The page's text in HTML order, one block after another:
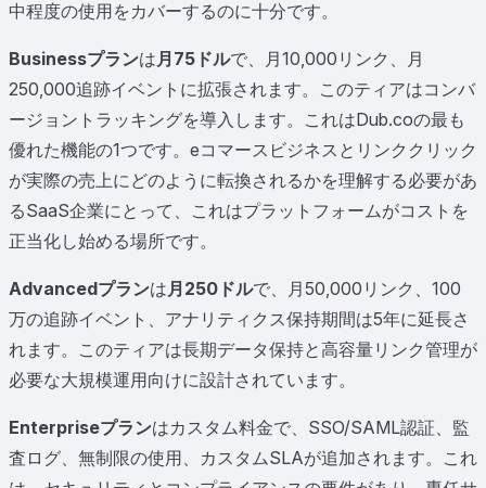
中程度の使用をカバーするのに十分です。
Businessプランは 月75ドルで、月10,000リンク、月
250,000追跡イベントに拡張されます。このティアはコンバ
ージョントラッキングを導入します。これはDub.coの最も
優れた機能の1つです。eコマースビジネスとリンククリック
が実際の売上にどのように転換されるかを理解する必要があ
るSaaS企業にとって、これはプラットフォームがコストを
正当化し始める場所です。
Advancedプランは 月250ドルで、月50,000リンク、100
万の追跡イベント、アナリティクス保持期間は5年に延長さ
れます。このティアは長期データ保持と高容量リンク管理が
必要な大規模運用向けに設計されています。
Enterpriseプランはカスタム料金で、SSO/SAML認証、監
査ログ、無制限の使用、カスタムSLAが追加されます。これ